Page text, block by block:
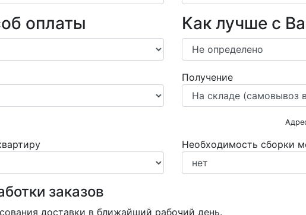
оплаты Как лучше с
Получение
Необходимость сборки
заказов
доставки в ближайший рабочий день.